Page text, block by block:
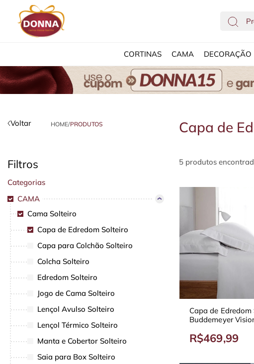
CORTINAS CAMA DECORAÇÃO
Voltar HOME/PRODUTOS
Filtros
Categorias
CAMA
Cama Solteiro
Capa de Edredom Solteiro
Capa para Colchão Solteiro
Colcha Solteiro
Edredom Solteiro
Jogo de Cama Solteiro
Lençol Avulso Solteiro
Lençol Térmico Solteiro
Manta e Cobertor Solteiro
Saia para Box Solteiro
Capa de
5 produtos
Capa de Edredom
Buddemeyer
R$469,99